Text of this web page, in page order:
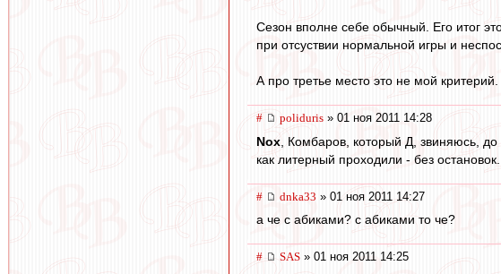
Сезон вполне себе обычный. Его итог
при отсуствии нормальной игры и
А про третье место это не мой критерий.
# poliduris » 01 ноя 2011 14:28
Nox , Комбаров, который Д, звиняюсь,
как литерный проходили - без
# dnka33 » 01 ноя 2011 14:27
а че с абиками? с абиками то че?
# SAS » 01 ноя 2011 14:25